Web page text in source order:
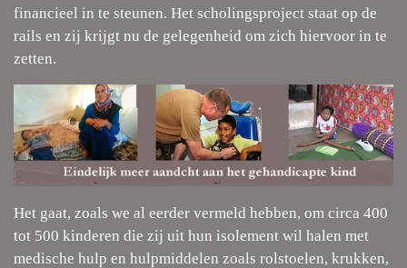
financieel in te steunen. Het scholingsproject staat op de
rails en zij krijgt nu de gelegenheid om zich hiervoor in te
zetten.
Het gaat, zoals we al eerder vermeld hebben, om circa 400
tot 500 kinderen die zij uit hun isolement wil halen met
medische hulp en hulpmiddelen zoals rolstoelen, krukken,